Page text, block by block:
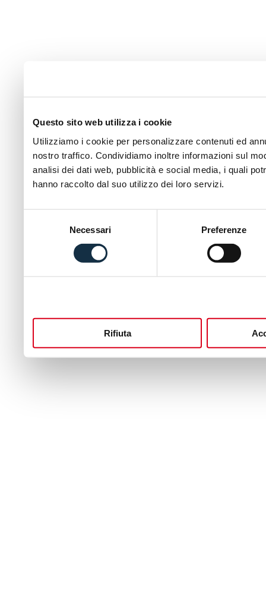
Questo sito web utilizza i cookie
Utilizziamo i cookie per personalizzare contenuti ed
nostro traffico. Condividiamo inoltre informazioni sul
analisi dei dati web, pubblicità e social media, i quali
hanno raccolto dal suo utilizzo dei loro servizi.
Necessari Preferenze
Rifiuta